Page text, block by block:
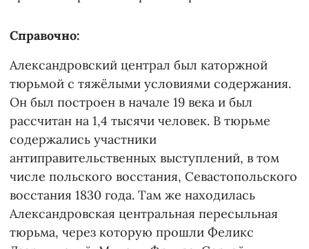
Справочно:
Александровский централ был каторжной
тюрьмой с тяжёлыми условиями содержания.
Он был построен в начале 19 века и был
рассчитан на 1,4 тысячи человек. В тюрьме
содержались участники
антиправительственных выступлений, в том
числе польского восстания, Севастопольского
восстания 1830 года. Там же находилась
Александровская центральная пересыльная
тюрьма, через которую прошли Феликс